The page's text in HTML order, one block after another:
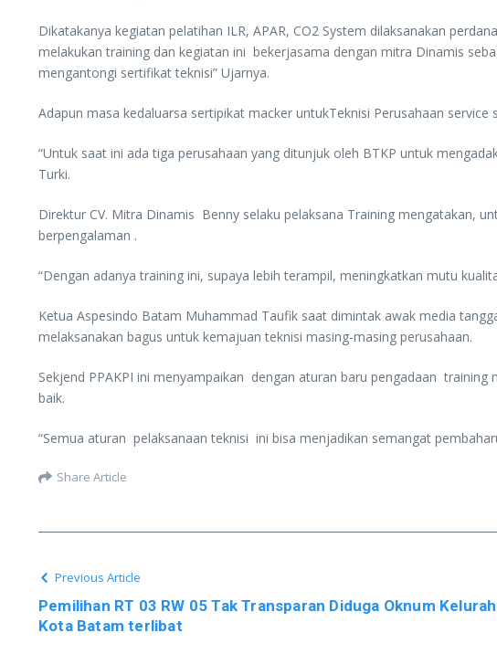
Dikatakanya kegiatan pelatihan ILR, APAR, CO2 System dilaksanakan
melakukan training dan kegiatan ini bekerjasama dengan mitra Dinamis
mengantongi sertifikat teknisi” Ujarnya.
Adapun masa kedaluarsa sertipikat macker untukTeknisi Perusahaan
“Untuk saat ini ada tiga perusahaan yang ditunjuk oleh BTKP untuk
Turki.
Direktur CV. Mitra Dinamis Benny selaku pelaksana Training mengatakan,
berpengalaman .
“Dengan adanya training ini, supaya lebih terampil, meningkatkan mutu
Ketua Aspesindo Batam Muhammad Taufik saat dimintak awak media
melaksanakan bagus untuk kemajuan teknisi masing-masing perusahaan.
Sekjend PPAKPI ini menyampaikan dengan aturan baru pengadaan
baik.
“Semua aturan pelaksanaan teknisi ini bisa menjadikan semangat
Share Article
Previous Article
Pemilihan RT 03 RW 05 Tak Transparan Diduga Oknum
Kota Batam terlibat